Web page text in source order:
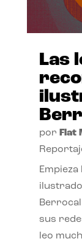
Las
por Flat
sus
leo